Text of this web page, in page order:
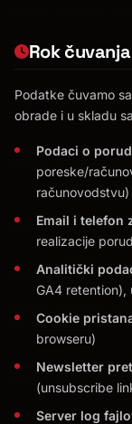
Rok
Podatke čuvamo
obrade i u skladu
Podaci o
poreske/
računovodstvu)
Email i telefon
realizacije
Analitički
GA4 retention),
Cookie
browseru)
Newsletter
(unsubscribe
Server log